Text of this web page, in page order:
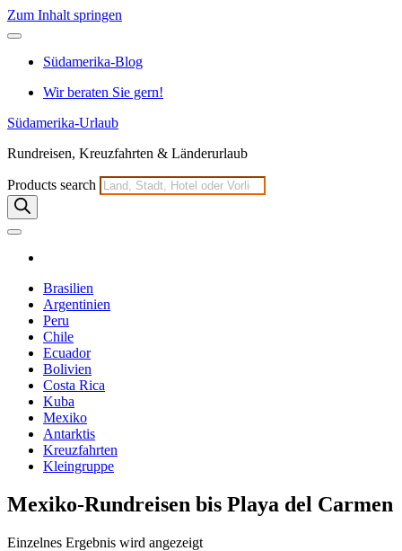
Zum Inhalt springen
Südamerika-Blog
Wir beraten Sie gern!
Südamerika-Urlaub
Rundreisen, Kreuzfahrten & Länderurlaub
Products search
Brasilien
Argentinien
Peru
Chile
Ecuador
Bolivien
Costa Rica
Kuba
Mexiko
Antarktis
Kreuzfahrten
Kleingruppe
Mexiko-Rundreisen bis Playa del Carmen
Einzelnes Ergebnis wird angezeigt